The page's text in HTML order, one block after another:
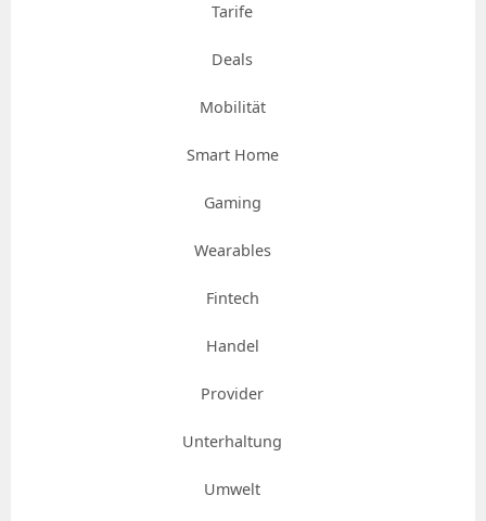
Tarife
Deals
Mobilität
Smart Home
Gaming
Wearables
Fintech
Handel
Provider
Unterhaltung
Umwelt